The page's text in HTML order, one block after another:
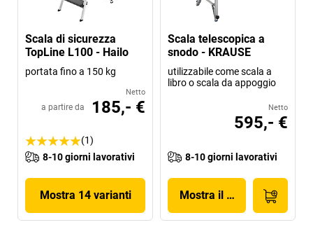
Scala di sicurezza
TopLine L100 - Hailo
portata fino a 150 kg
Netto
a partire da 185,- €
(1)
8-10 giorni lavorativi
Mostra 14 varianti
Scala telescopica a
snodo - KRAUSE
utilizzabile come scala a
libro o scala da appoggio
Netto
595,- €
8-10 giorni lavorativi
Mostra il prodotto